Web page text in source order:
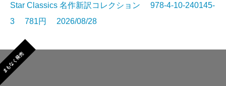
Star Classics 名作新訳コレクション 978-4-10-240145-
3 781円 2026/08/28
まもなく発売